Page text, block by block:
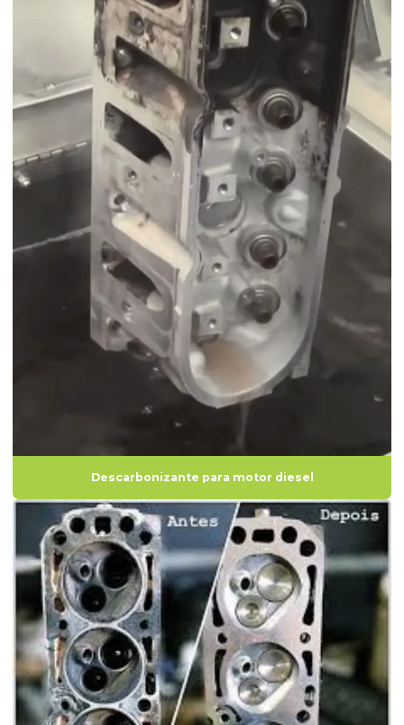
Descarbonizante para motor preço
Descarbonizante para motores a gasolina
Descarbonizante de peças
Descarbonizante para pistão
Descarbonizante químico
Descarbonizante para retifica
Descarbonizante para retifica de motores
Descarbonizante valor
Desengraxante industrial
Desengraxante industrial preço
Desengraxante para lavar motor
Desengraxante para limpeza de peças
Desengraxante de motor automotivo
Desengraxante para pintura
Desengraxante para pintura eletrostática
Fabricante de decapantes
Onde comprar descarbonizante
Produto para lavagem de motores elétricos
Produto para limpar cabeçote motor
Descarbonizante para motor diesel